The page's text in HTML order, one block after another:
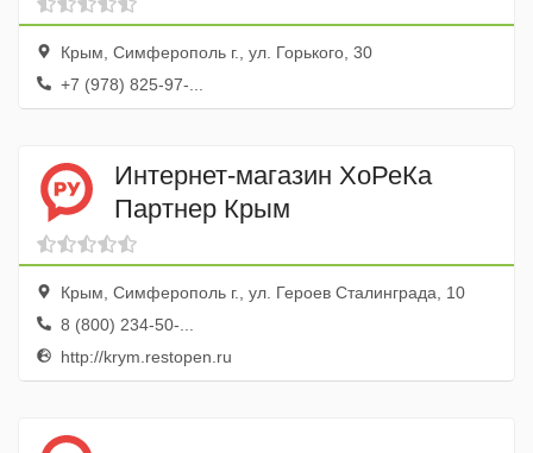
Крым, Симферополь г., ул. Горького, 30
+7 (978) 825-97-...
Интернет-магазин ХоРеКа
Партнер Крым
Крым, Симферополь г., ул. Героев Сталинграда, 10
8 (800) 234-50-...
http://krym.restopen.ru